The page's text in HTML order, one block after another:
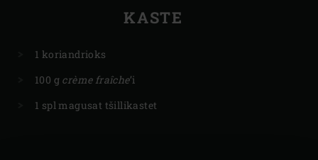
KASTE
1 koriandrioks
100 g crème fraîche’i
1 spl magusat tšillikastet